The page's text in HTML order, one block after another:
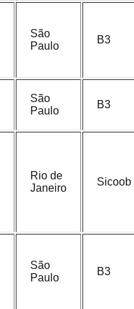
São
Paulo
B3
São
Paulo
B3
Rio de
Janeiro
Sicoob
São
Paulo
B3